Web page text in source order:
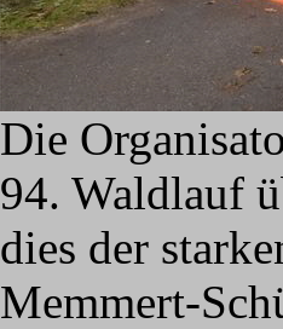
Die
94. Waldlauf
dies der
Memmert-